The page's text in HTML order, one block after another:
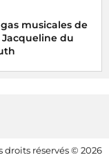
musicales de
Jacqueline du
droits réservés © 2026